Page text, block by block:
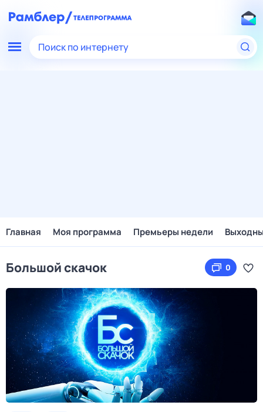
Поиск по интернету
Главная Моя программа Премьеры недели
Большой скачок 0